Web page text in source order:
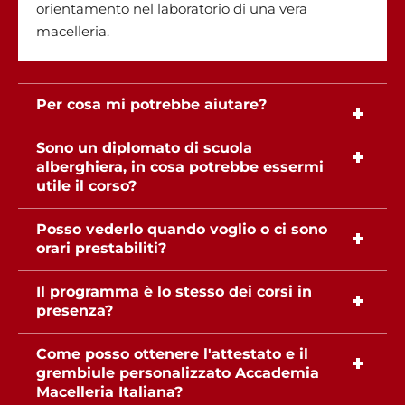
orientamento nel laboratorio di una vera
macelleria.
Per cosa mi potrebbe aiutare?
Se sei un appassionato di carne ti aiuterà a
prendere idee e iniziare le prime lavorazioni
direttamente da casa tua in sicurezza. Scoprirai
inoltre se lavorare come macellaio sarà il tuo
futuro.
Sono un diplomato di scuola
alberghiera, in cosa potrebbe essermi
utile il corso?
Sicuramente avrai fatto qualche esperienza con
la carne e ti sarai accorto che conoscere i vari tipi
di tagli e saperli usare è fondamentale per
qualunque cuoco. Inizia da questo mini corso e
specializzati per avere successo.
Posso vederlo quando voglio o ci sono
orari prestabiliti?
Puoi vederlo da qualunque dispositivo, in
qualsiasi orario tu desideri e quante volte vuoi.
Il programma è lo stesso dei corsi in
presenza?
Assolutamente no!
Questo è un corso di orientamento online. Il
programma dei corsi in presenza è diverso e
Come posso ottenere l'attestato e il
grembiule personalizzato Accademia
Macelleria Italiana?